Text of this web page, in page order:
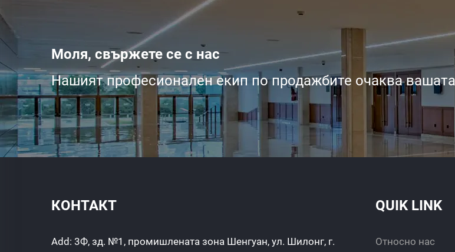
Моля, свържете се с нас
Нашият професионален екип по продажбите очаква
КОНТАКТ
Add: 3Ф, зд. №1, промишлената зона Шенгуан, ул. Шилонг, г.
QUIK LINK
Относно нас